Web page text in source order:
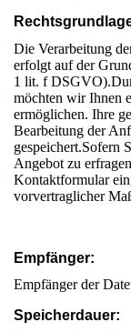
Die Verarbeitung
erfolgt auf der
1 lit. f
möchten wir Ihnen
ermöglichen. Ihre
Bearbeitung der
gespeichert.Sofern
Angebot zu
Kontaktformular
vorvertraglicher
Empfänger:
Empfänger der
Speicherdauer: